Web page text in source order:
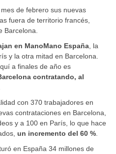
de febrero sus nuevas
fuera de territorio francés,
Barcelona.
en ManoMano España , la
y la otra mitad en Barcelona.
a finales de año es
contratando, al
con 370 trabajadores en
contrataciones en Barcelona,
y a 100 en París, lo que hace
un incremento del 60 %
en España 34 millones de